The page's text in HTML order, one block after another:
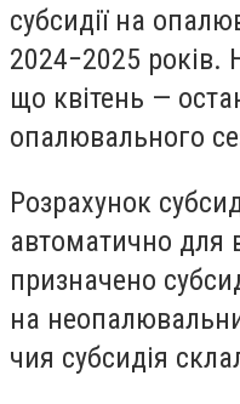
субсидії на
2024−2025 років.
що квітень —
опалювального
Розрахунок
автоматично для
призначено
на
чия субсидія